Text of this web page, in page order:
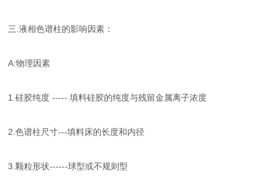
三.液相色谱柱的影响因素：
A:物理因素
1.硅胶纯度 ----- 填料硅胶的纯度与残留金属离子浓度
2.色谱柱尺寸---填料床的长度和内径
3.颗粒形状------球型或不规则型